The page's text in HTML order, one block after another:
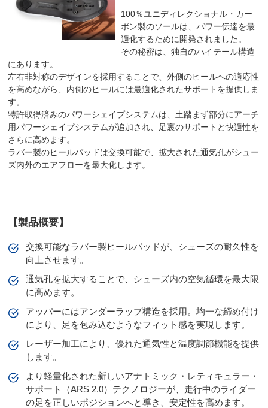
100％ユニディレクショナル・カー
ボン製のソールは、パワー伝達を最
適化するために開発されました。
その秘密は、独自のハイテール構造
にあります。
左右非対称のデザインを採用することで、外側のヒールへの適応性
を高めながら、内側のヒールには最適化されたサポートを提供しま
す。
特許取得済みのパワーシェイプシステムは、土踏まず部分にアーチ
用パワーシェイプシステムが追加され、足裏のサポートと快適性を
さらに高めます。
ラバー製のヒールパッドは交換可能で、拡大された通気孔がシュー
ズ内外のエアフローを最大化します。
【製品概要】
交換可能なラバー製ヒールパッドが、シューズの耐久性を
向上させます。
通気孔を拡大することで、シューズ内の空気循環を最大限
に高めます。
アッパーにはアンダーラップ構造を採用。均一な締め付け
により、足を包み込むようなフィット感を実現します。
レーザー加工により、優れた通気性と温度調節機能を提供
します。
より軽量化された新しいアナトミック・レティキュラー・
サポート（ARS 2.0）テクノロジーが、走行中のライダー
の足を正しいポジションへと導き、安定性を高めます。